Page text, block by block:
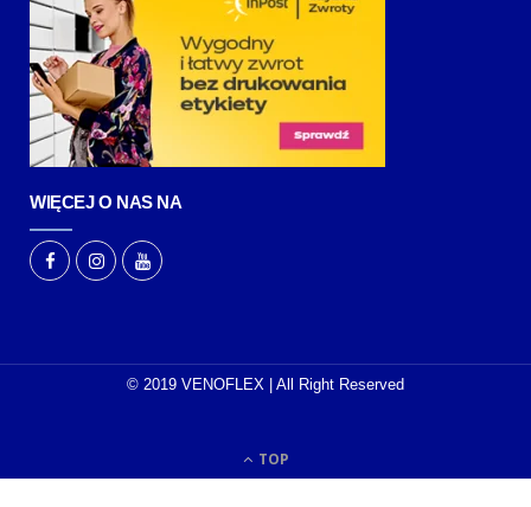
WIĘCEJ O NAS NA
© 2019 VENOFLEX | All Right Reserved
TOP